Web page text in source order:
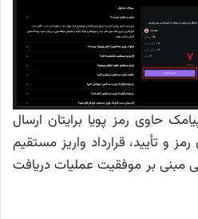
حاوی رمز پویا برایتان ارسال
و تأیید، قرارداد واریز مستقیم
بر موفقیت عملیات دریافت